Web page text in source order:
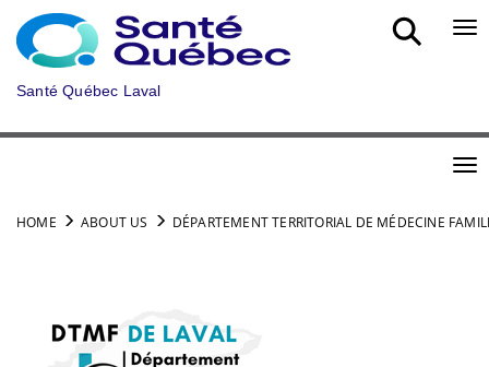
Skip to main content
Santé Québec Laval
HOME ABOUT US DÉPARTEMENT TERRITORIAL DE MÉDECINE